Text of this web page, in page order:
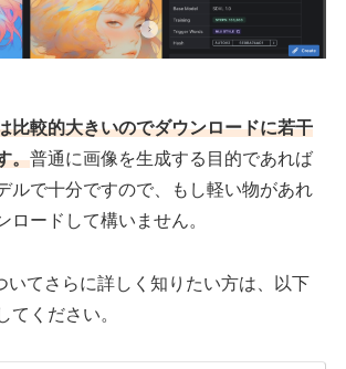
比較的大きいのでダウンロードに若干
。普通に画像を生成する目的であれば
ルで十分ですので、もし軽い物があれ
ロードして構いません。
てさらに詳しく知りたい方は、以下
てください。